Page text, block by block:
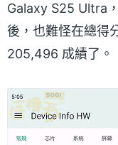
Galaxy S25 Ultra
後，也難怪在總得
205,496 成績了。